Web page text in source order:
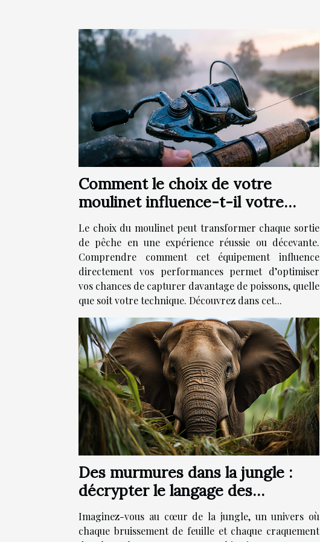
Comment le choix de votre
moulinet influence-t-il votre
succès à la pêche ?
Le choix du moulinet peut transformer chaque sortie
de pêche en une expérience réussie ou décevante.
Comprendre comment cet équipement influence
directement vos performances permet d’optimiser
vos chances de capturer davantage de poissons, quelle
que soit votre technique. Découvrez dans cet...
Des murmures dans la jungle :
décrypter le langage des
éléphants
Imaginez-vous au cœur de la jungle, un univers où
chaque bruissement de feuille et chaque craquement